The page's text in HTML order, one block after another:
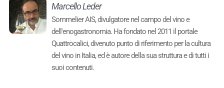
Marcello Leder
Sommelier AIS, divulgatore nel campo del vino e
dell'enogastronomia. Ha fondato nel 2011 il portale
Quattrocalici, divenuto punto di riferimento per la cultura
del vino in Italia, ed è autore della sua struttura e di tutti i
suoi contenuti.